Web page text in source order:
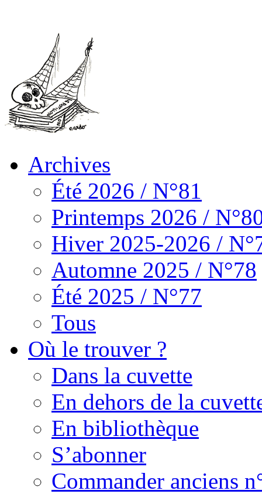
Archives
Été 2026 / N°81
Printemps 2026 /
Hiver 2025-2026 /
Automne 2025 / N°78
Été 2025 / N°77
Tous
Où le trouver ?
Dans la cuvette
En dehors de la
En bibliothèque
S’abonner
Commander anciens